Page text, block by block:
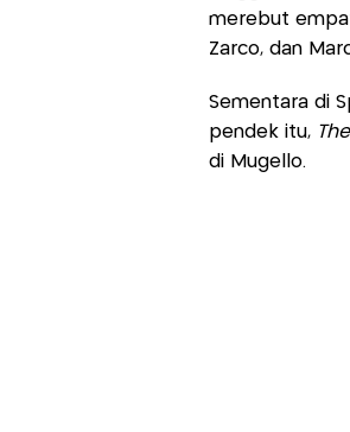
merebut
Zarco, dan
Sementara di
pendek itu,
di Mugello.